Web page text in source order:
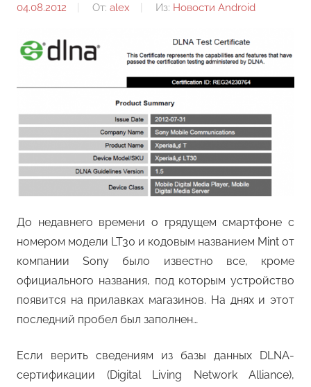
04.08.2012 От: alex Из: Новости Android
До недавнего времени о грядущем смартфоне с
номером модели LT30 и кодовым названием Mint от
компании Sony было известно все, кроме
официального названия, под которым устройство
появится на прилавках магазинов. На днях и этот
последний пробел был заполнен…
Если верить сведениям из базы данных DLNA-
сертификации (Digital Living Network Alliance),